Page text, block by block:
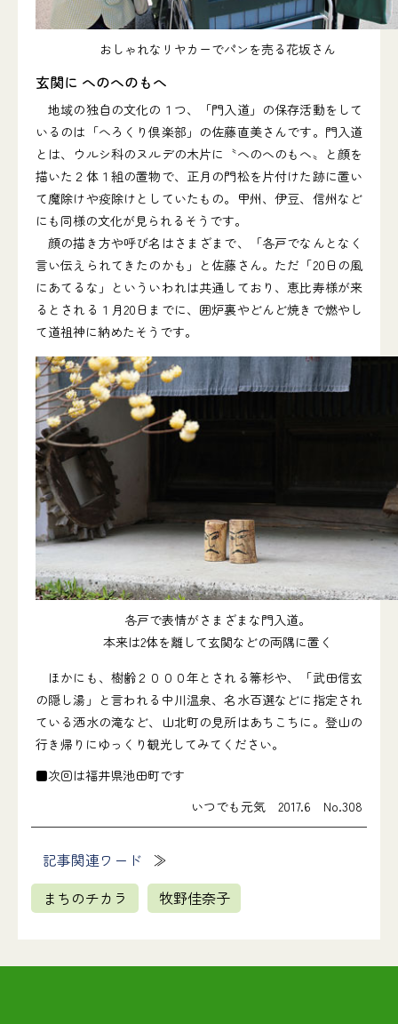
おしゃれなリヤカーでパンを売る花坂さん
玄関に へのへのもへ
地域の独自の文化の１つ、「門入道」の保存活動をして
いるのは「へろくり倶楽部」の佐藤直美さんです。門入道
とは、ウルシ科のヌルデの木片に〝へのへのもへ〟と顔を
描いた２体１組の置物で、正月の門松を片付けた跡に置い
て魔除けや疫除けとしていたもの。甲州、伊豆、信州など
にも同様の文化が見られるそうです。
顔の描き方や呼び名はさまざまで、「各戸でなんとなく
言い伝えられてきたのかも」と佐藤さん。ただ「20日の風
にあてるな」といういわれは共通しており、恵比寿様が来
るとされる１月20日までに、囲炉裏やどんど焼きで燃やし
て道祖神に納めたそうです。
各戸で表情がさまざまな門入道。
本来は2体を離して玄関などの両隅に置く
ほかにも、樹齢２０００年とされる箒杉や、「武田信玄
の隠し湯」と言われる中川温泉、名水百選などに指定され
ている洒水の滝など、山北町の見所はあちこちに。登山の
行き帰りにゆっくり観光してみてください。
■次回は福井県池田町です
いつでも元気 2017.6 No.308
記事関連ワード
まちのチカラ
牧野佳奈子